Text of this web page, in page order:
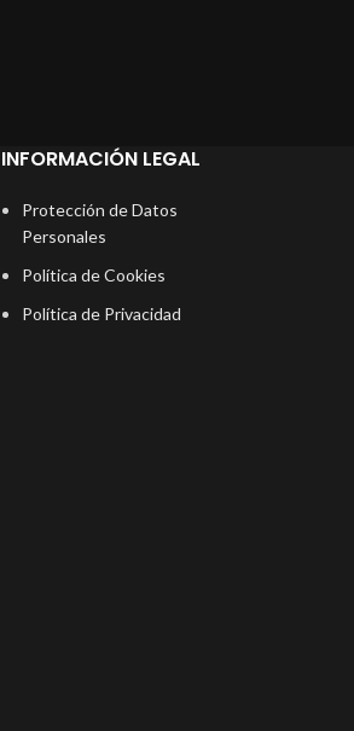
INFORMACIÓN LEGAL
Protección de Datos
Personales
Política de Cookies
Política de Privacidad